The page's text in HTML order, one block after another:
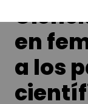
en
a los